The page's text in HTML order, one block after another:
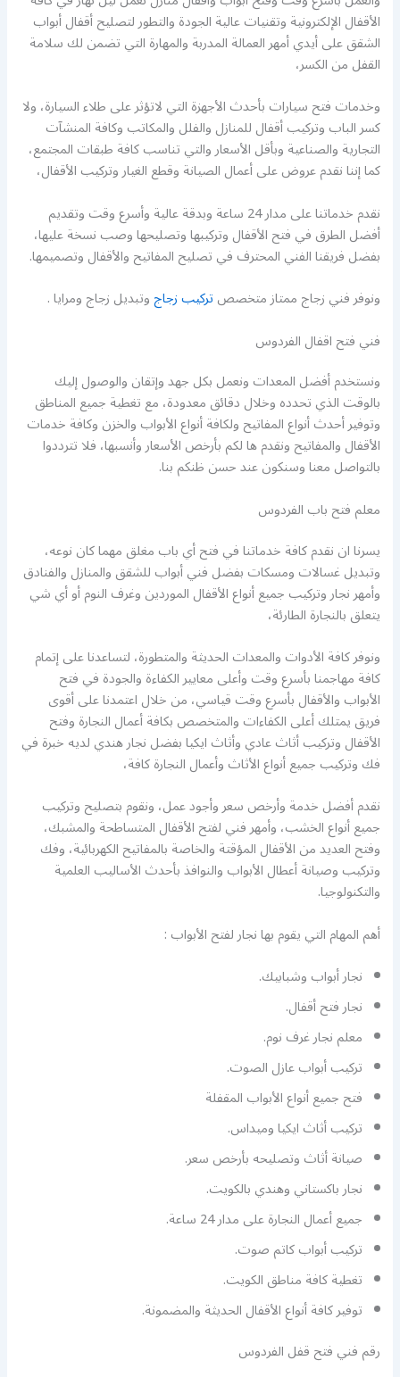
الأقفال الإلكترونية وتقنيات عالية الجودة والتطور لتصليح أقفال أبواب
الشقق على أيدي أمهر العمالة المدربة والمهارة التي تضمن لك سلامة
القفل من الكسر،
وخدمات فتح سيارات بأحدث الأجهزة التي لاتؤثر على طلاء السيارة، ولا
كسر الباب وتركيب أقفال للمنازل والفلل والمكاتب وكافة المنشآت
التجارية والصناعية وبأقل الأسعار والتي تناسب كافة طبقات المجتمع،
كما إننا نقدم عروض على أعمال الصيانة وقطع الغيار وتركيب الأقفال،
نقدم خدماتنا على مدار 24 ساعة وبدقة عالية وأسرع وقت وتقديم
أفضل الطرق في فتح الأقفال وتركيبها وتصليحها وصب نسخة عليها،
بفضل فريقنا الفني المحترف في تصليح المفاتيح والأقفال وتصميمها.
ونوفر فني زجاج ممتاز متخصصتركيب زجاجوتبديل زجاج ومرايا .
فني فتح اقفال الفردوس
ونستخدم أفضل المعدات ونعمل بكل جهد وإتقان والوصول إليك
بالوقت الذي تحدده وخلال دقائق معدودة، مع تغطية جميع المناطق
وتوفير أحدث أنواع المفاتيح ولكافة أنواع الأبواب والخزن وكافة خدمات
الأقفال والمفاتيح ونقدم ها لكم بأرخص الأسعار وأنسبها، فلا تترددوا
بالتواصل معنا وسنكون عند حسن ظنكم بنا.
معلم فتح باب الفردوس
يسرنا ان نقدم كافة خدماتنا في فتح أي باب مغلق مهما كان نوعه،
وتبديل غسالات ومسكات بفضل فني أبواب للشقق والمنازل والفنادق
وأمهر نجار وتركيب جميع أنواع الأقفال الموردين وغرف النوم أو أي شي
يتعلق بالنجارة الطارئة،
ونوفر كافة الأدوات والمعدات الحديثة والمتطورة، لتساعدنا على إتمام
كافة مهاجمنا بأسرع وقت وأعلى معايير الكفاءة والجودة في فتح
الأبواب والأقفال بأسرع وقت قياسي، من خلال اعتمدنا على أقوى
فريق يمتلك أعلى الكفاءات والمتخصص بكافة أعمال النجارة وفتح
الأقفال وتركيب أثاث عادي وأثاث ايكيا بفضل نجار هندي لديه خبرة في
فك وتركيب جميع أنواع الأثاث وأعمال النجارة كافة،
نقدم أفضل خدمة وأرخص سعر وأجود عمل، ونقوم بتصليح وتركيب
جميع أنواع الخشب، وأمهر فني لفتح الأقفال المتساطحة والمشبك،
وفتح العديد من الأقفال المؤقتة والخاصة بالمفاتيح الكهربائية، وفك
وتركيب وصيانة أعطال الأبواب والنوافذ بأحدث الأساليب العلمية
والتكنولوجيا.
أهم المهام التي يقوم بها نجار لفتح الأبواب :
نجار أبواب وشبابيك.
نجار فتح أقفال.
معلم نجار غرف نوم.
تركيب أبواب عازل الصوت.
فتح جميع أنواع الأبواب المقفلة
تركيب أثاث ايكيا وميداس.
صيانة أثاث وتصليحه بأرخص سعر.
نجار باكستاني وهندي بالكويت.
جميع أعمال النجارة على مدار 24 ساعة.
تركيب أبواب كاتم صوت.
تغطية كافة مناطق الكويت.
توفير كافة أنواع الأقفال الحديثة والمضمونة.
رقم فني فتح قفل الفردوس